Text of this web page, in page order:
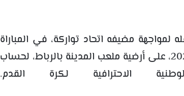
مضيفه اتحاد تواركة، في المباراة
التي جمعت بينهما عشية اليوم الإثنين فاتح يونيو 2026، على أرضية ملعب المدينة بالرباط، لحساب